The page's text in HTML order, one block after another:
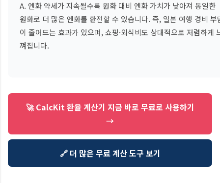
A. 엔화 약세가 지속될수록 원화 대비 엔화 가치가 낮아져 동일한
원화로 더 많은 엔화를 환전할 수 있습니다. 즉, 일본 여행 경비 부
이 줄어드는 효과가 있으며, 쇼핑·외식비도 상대적으로 저렴하게
껴집니다.
🚀 CalcKit 환율 계산기 지금 바로 무료로 사용하기
→
🔗 더 많은 무료 계산 도구 보기